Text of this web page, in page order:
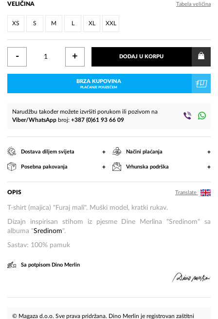
VELIČINA Tabela veličina
XS S M L XL XXL
- + DODAJ U KORPU
BRZA KUPOVINA
PLAĆANJE POUZEĆEM
Narudžbu također možete izvršiti porukom ili pozivom na
Viber/WhatsApp broj: +387 (0)61 93 66 09
Dostava diljem svijeta + Načini plaćanja +
Posebna pakovanja + Vrhunska podrška +
OPIS Translate
T-shirt (majica) "Furaj mali". Muški model, kratki rukav.
Dizajn inspirisan stihom iz pjesme Dine Merlina "Sredinom" sa
albuma "Sredinom".
Sastav: 100% pamuk
Sa potpisom Dino Merlin
© Magaza d.o.o. Sve prava pridržana. Dino Merlin je registrovan zaštitni